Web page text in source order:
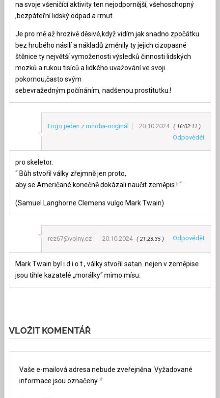
na svoje všeničící aktivity ten nejodpornější, všehoschopný
,bezpáteřní lidský odpad a rmut.
Je pro mě až hrozivě děsivé,když vidím jak snadno zpočátku
bez hrubého násilí a nákladů změnily ty jejich cizopasné
štěnice ty největší vymoženosti výsledků činnosti lidských
mozků a rukou tisíců a lidkého uvažování ve svoji
pokornou,často svým
sebevražedným počínáním, nadšenou prostitutku.!
Frigo jeden z mnoha-originál 20.10.2024 16:02:11
Odpovědět
pro skeletor.
“ Bůh stvořil války zřejmně jen proto,
aby se Američané konečně dokázali naučit zeměpis ! “
(Samuel Langhorne Clemens vulgo Mark Twain)
rez67@volny.cz 20.10.2024 21:23:35 Odpovědět
Mark Twain byl i d i o t , války stvořil satan. nejen v zeměpise
jsou tihle kazatelé „morálky“ mimo mísu.
VLOŽIT KOMENTÁŘ
Vaše e-mailová adresa nebude zveřejněna. Vyžadované
informace jsou označeny *